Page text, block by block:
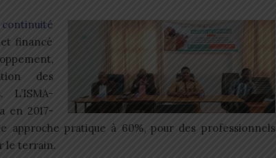
continuité
financé
des
L’ISMA-
en 2017-
approche pratique à 60%, pour des professionnels
le terrain.